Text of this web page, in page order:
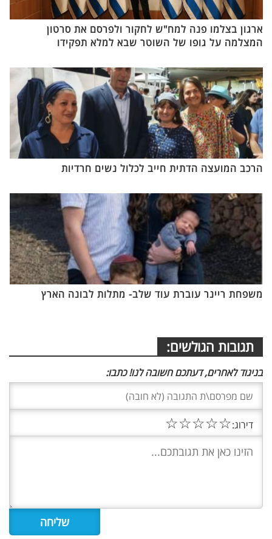
ארגון בצלמו פנה למח"ש לחקור ולפרסם את סרטון
המצלמה על גופו של השוטר שבא למלא תפקידו
הרכב המועצה הדתית חייב לכלול נשים חרדיות
משפחת ריינר עוברת עוד שלב- מתלות לבונה הארץ
תגובות הגולשים:
בניגוד לאחרים, דעתכם חשובה לנו! כתבו:
דירוג:☆
☆
☆
☆
☆